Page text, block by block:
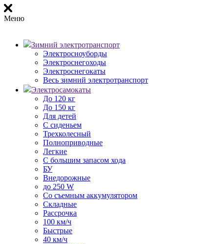
Меню
Зимний электротранспорт
Электросноуборды
Электроснегоходы
Электроснегокаты
Весь зимний электротранспорт
Электросамокаты
До 120 кг
До 150 кг
Для детей
С сиденьем
Трехколесный
Полноприводные
Легкие
С большим запасом хода
БУ
Внедорожные
до 250 W
Со съемным аккумулятором
Складные
Рассрочка
100 км/ч
Быстрые
40 км/ч